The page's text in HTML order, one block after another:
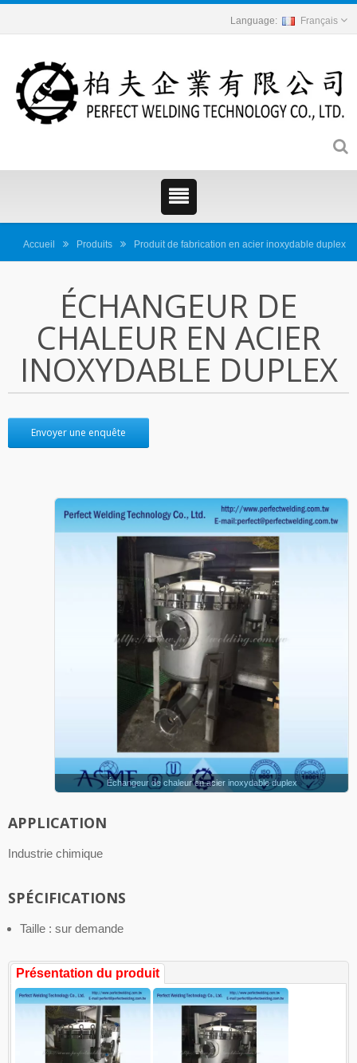
Français
Accueil Produits Produit de fabrication en acier inoxydable duplex
ÉCHANGEUR DE
CHALEUR EN ACIER
INOXYDABLE DUPLEX
Envoyer une enquête
Échangeur de chaleur en acier inoxydable duplex
APPLICATION
Industrie chimique
SPÉCIFICATIONS
Taille : sur demande
Présentation du produit